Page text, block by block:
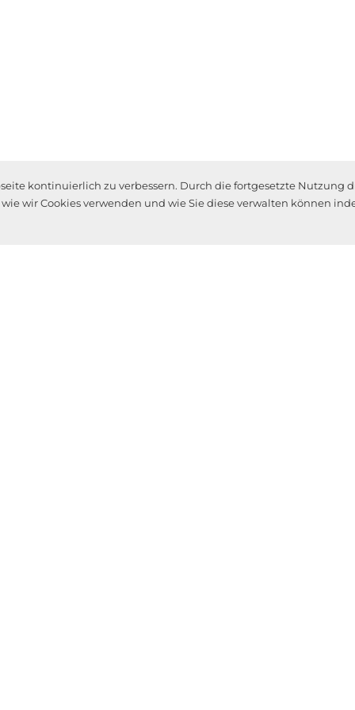
kontinuierlich zu verbessern. Durch die fortgesetzte Nutzung
wir Cookies verwenden und wie Sie diese verwalten können